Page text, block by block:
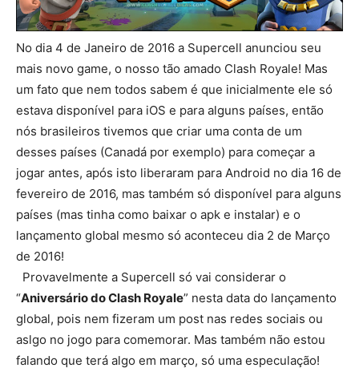
No dia 4 de Janeiro de 2016 a Supercell anunciou seu
mais novo game, o nosso tão amado Clash Royale! Mas
um fato que nem todos sabem é que inicialmente ele só
estava disponível para iOS e para alguns países, então
nós brasileiros tivemos que criar uma conta de um
desses países (Canadá por exemplo) para começar a
jogar antes, após isto liberaram para Android no dia 16 de
fevereiro de 2016, mas também só disponível para alguns
países (mas tinha como baixar o apk e instalar) e o
lançamento global mesmo só aconteceu dia 2 de Março
de 2016!
Provavelmente a Supercell só vai considerar o
“Aniversário do Clash Royale” nesta data do lançamento
global, pois nem fizeram um post nas redes sociais ou
aslgo no jogo para comemorar. Mas também não estou
falando que terá algo em março, só uma especulação!